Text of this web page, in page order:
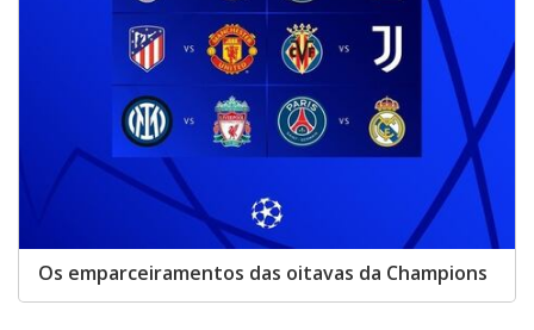
Os emparceiramentos das oitavas da Champions